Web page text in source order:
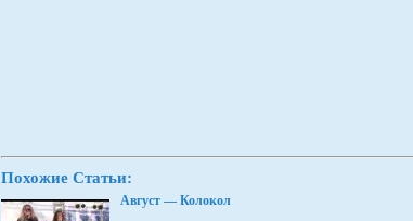
Похожие Статьи:
Август — Колокол